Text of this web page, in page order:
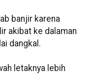
banjir karena
akibat ke dalaman
dangkal.
letaknya lebih